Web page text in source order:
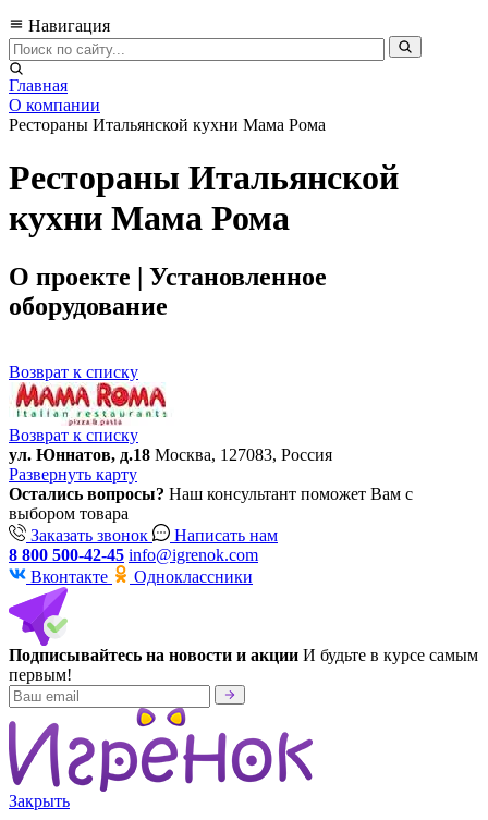
Навигация
Главная
О компании
Рестораны Итальянской кухни Мама Рома
Рестораны Итальянской
кухни Мама Рома
О проекте | Установленное
оборудование
Возврат к списку
Возврат к списку
ул. Юннатов, д.18 Москва, 127083, Россия
Развернуть карту
Остались вопросы? Наш консультант поможет Вам с
выбором товара
Заказать звонок
Написать нам
8 800 500-42-45 info@igrenok.com
Вконтакте
Одноклассники
Подписывайтесь на новости и акции И будьте в курсе самым
первым!
Закрыть